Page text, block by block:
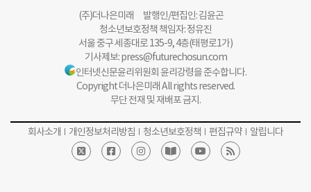
(주)더나은미래 발행인/편집인: 김윤곤
청소년보호정책 책임자: 정유진
서울 중구 세종대로 135-9, 4층(태평로1가)
기사제보:press@futurechosun.com
인터넷신문윤리위원회 윤리강령을 준수합니다.
Copyright 더나은미래 All rights reserved.
무단 전재 및 재배포 금지.
회사소개 개인정보처리방침 청소년보호정책 편집규약 알립니다